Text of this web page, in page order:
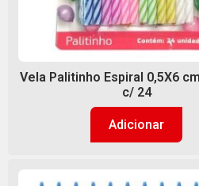
Vela Palitinho Espiral 0,5X6
c/ 24
Adicionar